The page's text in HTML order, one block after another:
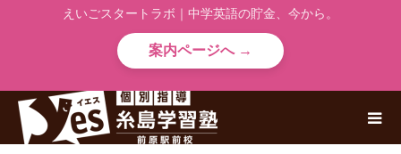
えいごスタートラボ｜中学英語の貯金、今から。
案内ページへ →